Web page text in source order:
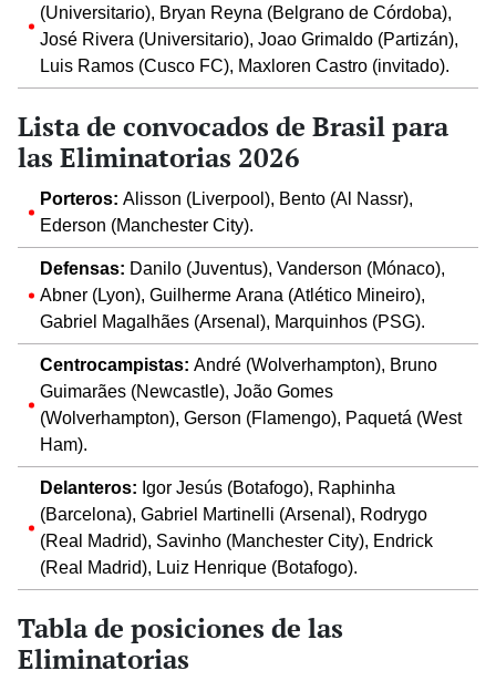
(Universitario), Bryan Reyna (Belgrano de Córdoba),
José Rivera (Universitario), Joao Grimaldo (Partizán),
Luis Ramos (Cusco FC), Maxloren Castro (invitado).
Lista de convocados de Brasil para
las Eliminatorias 2026
Porteros: Alisson (Liverpool), Bento (Al Nassr),
Ederson (Manchester City).
Defensas: Danilo (Juventus), Vanderson (Mónaco),
Abner (Lyon), Guilherme Arana (Atlético Mineiro),
Gabriel Magalhães (Arsenal), Marquinhos (PSG).
Centrocampistas: André (Wolverhampton), Bruno
Guimarães (Newcastle), João Gomes
(Wolverhampton), Gerson (Flamengo), Paquetá (West
Ham).
Delanteros: Igor Jesús (Botafogo), Raphinha
(Barcelona), Gabriel Martinelli (Arsenal), Rodrygo
(Real Madrid), Savinho (Manchester City), Endrick
(Real Madrid), Luiz Henrique (Botafogo).
Tabla de posiciones de las
Eliminatorias